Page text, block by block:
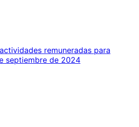
remuneradas para
septiembre de 2024